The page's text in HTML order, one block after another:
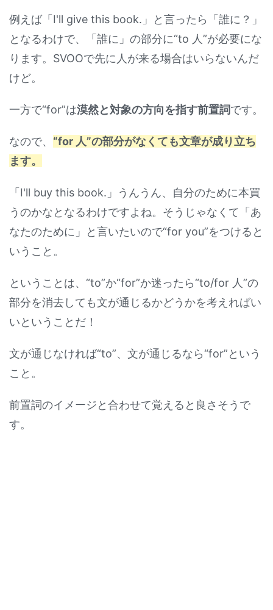
例えば「I'll give this book.」と言ったら「誰に？」
となるわけで、「誰に」の部分に“to 人”が必要にな
ります。SVOOで先に人が来る場合はいらないんだ
けど。
一方で“for”は漠然と対象の方向を指す前置詞です。
なので、 “for 人”の部分がなくても文章が成り立ち
ます。
「I'll buy this book.」うんうん、自分のために本買
うのかなとなるわけですよね。そうじゃなくて「あ
なたのために」と言いたいので“for you”をつけると
いうこと。
ということは、“to”か“for”か迷ったら“to/for 人”の
部分を消去しても文が通じるかどうかを考えればい
いということだ！
文が通じなければ“to”、文が通じるなら“for”という
こと。
前置詞のイメージと合わせて覚えると良さそうで
す。